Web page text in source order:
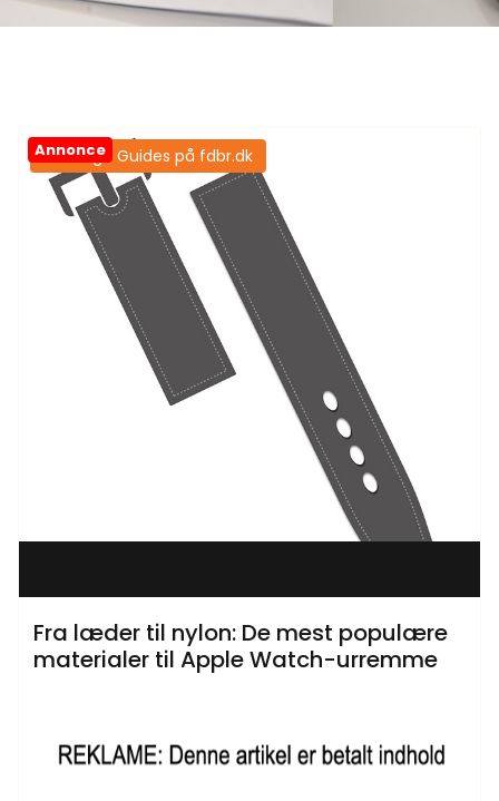
Annonce
Samtlige Guides på fdbr.dk
Fra læder til nylon: De mest populære
materialer til Apple Watch-urremme